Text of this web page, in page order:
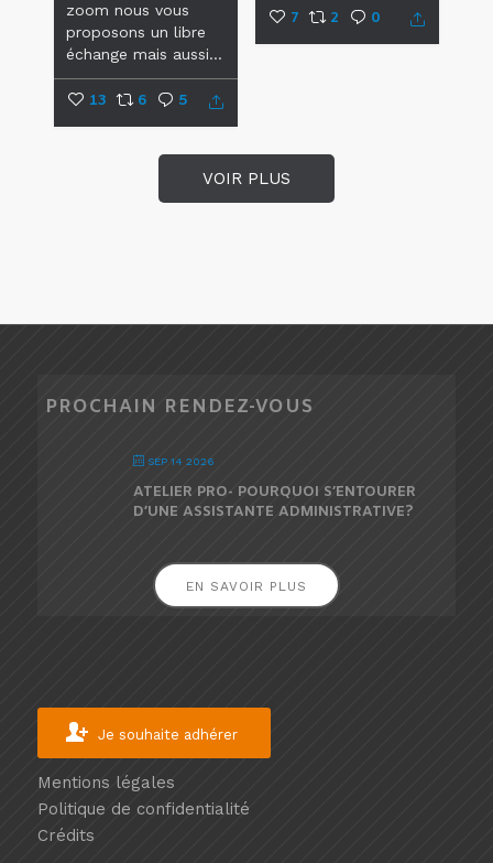
zoom nous vous
proposons un libre
échange mais aussi...
13 6 5
7 2 0
VOIR PLUS
PROCHAIN RENDEZ-VOUS
SEP 14 2026
ATELIER PRO- POURQUOI S’ENTOURER
D’UNE ASSISTANTE ADMINISTRATIVE?
EN SAVOIR PLUS
Je souhaite adhérer
Mentions légales
Politique de confidentialité
Crédits